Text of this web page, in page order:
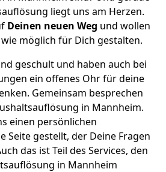
liegt uns am Herzen.
Deinen neuen Weg und wollen
möglich für Dich gestalten.
geschult und haben auch bei
ein offenes Ohr für deine
Gemeinsam besprechen
in Mannheim.
einen persönlichen
Seite gestellt, der Deine Fragen
das ist Teil des Services, den
in Mannheim